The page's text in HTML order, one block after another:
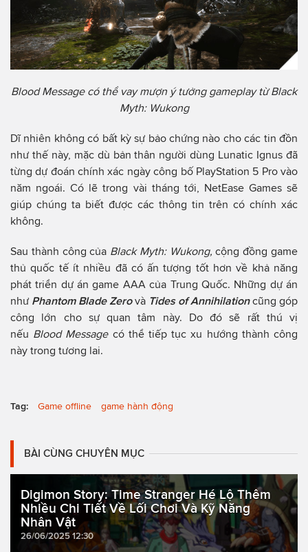
Blood Message có thể vay mượn ý tưởng gameplay từ Black
Myth: Wukong
Dĩ nhiên không có bất kỳ sự bảo chứng nào cho các tin đồn
như thế này, mặc dù bản thân người dùng Lunatic Ignus đã
từng dự đoán chính xác ngày công bố PlayStation 5 Pro vào
năm ngoái. Có lẽ trong vài tháng tới, NetEase Games sẽ
giúp chúng ta biết được các thông tin trên có chính xác
không.
Sau thành công của Black Myth: Wukong, cộng đồng game
thủ quốc tế ít nhiều đã có ấn tượng tốt hơn về khả năng
phát triển dự án game AAA của Trung Quốc. Những dự án
như Phantom Blade Zerovà Tides of Annihilationcũng góp
công lớn cho sự quan tâm này. Do đó sẽ rất thú vị
nếu Blood Messagecó thể tiếp tục xu hướng thành công
này trong tương lai.
Tag: Game offline game hành động
BÀI CÙNG CHUYÊN MỤC
Digimon Story: Time Stranger Hé Lộ Thêm
Nhiều Chi Tiết Về Lối Chơi Và Kỹ Năng
Nhân Vật
26/06/2025 12:30